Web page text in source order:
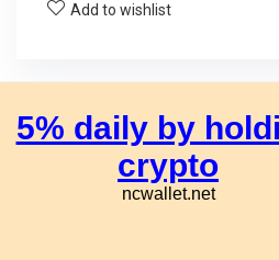
Add to wishlist